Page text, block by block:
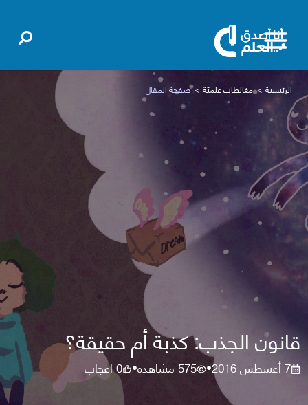
الرئيسية مغالطات علميّة صفحة المقال
قانون الجذب: كذبة أم حقيقة؟
7 أغسطس 2016 •
575مشاهدة•
0اعجاب